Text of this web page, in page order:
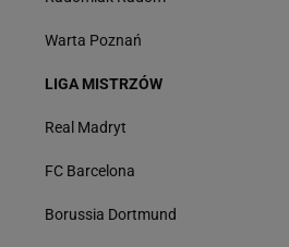
Warta Poznań
LIGA MISTRZÓW
Real Madryt
FC Barcelona
Borussia Dortmund